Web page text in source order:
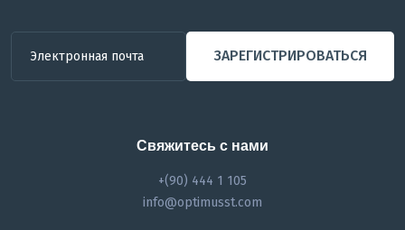
ЗАРЕГИСТРИРОВАТЬСЯ
Свяжитесь с нами
+(90) 444 1 105
info@optimusst.com